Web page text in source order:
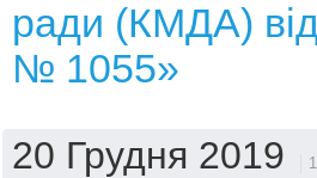
ради (КМДА)
№ 1055»
20 Грудня 2019